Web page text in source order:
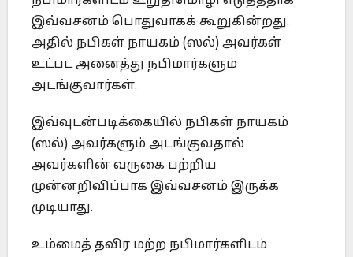
இவ்வசனம் பொதுவாகக் கூறுகின்றது.
அதில் நபிகள் நாயகம் (ஸல்) அவர்கள்
உட்பட அனைத்து நபிமார்களும்
அடங்குவார்கள்.
இவ்வுடன்படிக்கையில் நபிகள் நாயகம்
(ஸல்) அவர்களும் அடங்குவதால்
அவர்களின் வருகை பற்றிய
முன்னறிவிப்பாக இவ்வசனம் இருக்க
முடியாது.
உம்மைத் தவிர மற்ற நபிமார்களிடம்